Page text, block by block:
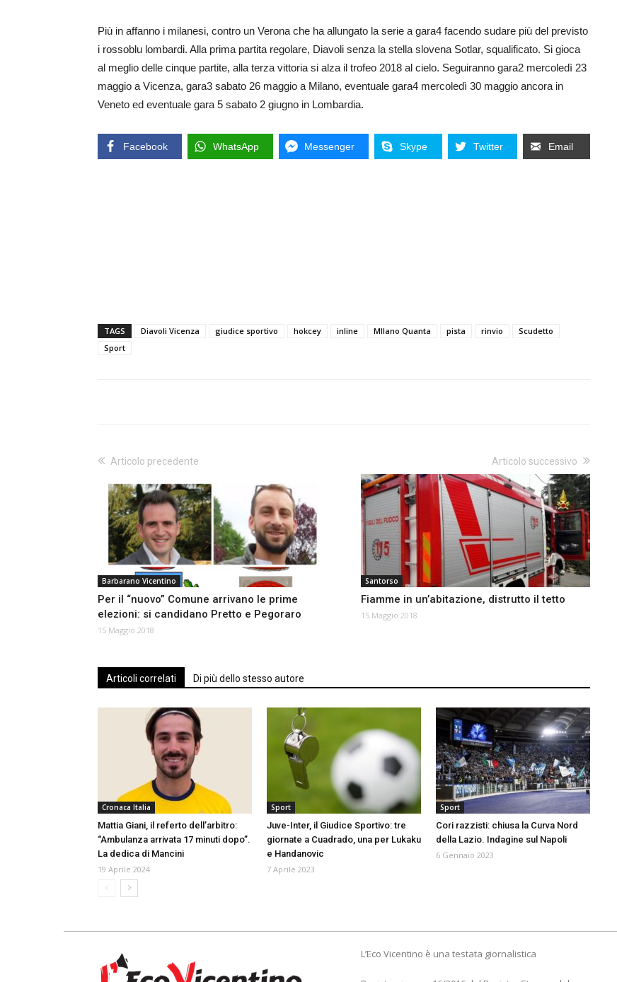
Più in affanno i milanesi, contro un Verona che ha allungato la serie a gara4 facendo sudare più del previsto
i rossoblu lombardi. Alla prima partita regolare, Diavoli senza la stella slovena Sotlar, squalificato. Si gioca
al meglio delle cinque partite, alla terza vittoria si alza il trofeo 2018 al cielo. Seguiranno gara2 mercoledì 23
maggio a Vicenza, gara3 sabato 26 maggio a Milano, eventuale gara4 mercoledì 30 maggio ancora in
Veneto ed eventuale gara 5 sabato 2 giugno in Lombardia.
Facebook WhatsApp Messenger Skype Twitter Email
TAGS Diavoli Vicenza giudice sportivo hokcey inline MIlano Quanta pista rinvio
Scudetto
Sport
Articolo precedente
Barbarano Vicentino
Per il “nuovo” Comune arrivano le prime
elezioni: si candidano Pretto e Pegoraro
15 Maggio 2018
Articolo successivo
Santorso
Fiamme in un’abitazione, distrutto il tetto
15 Maggio 2018
Articoli correlati Di più dello stesso autore
Cronaca Italia
Mattia Giani, il referto dell’arbitro:
“Ambulanza arrivata 17 minuti dopo”.
La dedica di Mancini
19 Aprile 2024
Sport
Juve-Inter, il Giudice Sportivo: tre
giornate a Cuadrado, una per Lukaku
e Handanovic
7 Aprile 2023
Sport
Cori razzisti: chiusa la Curva Nord
della Lazio. Indagine sul Napoli
6 Gennaio 2023
L’Eco Vicentino è una testata giornalistica